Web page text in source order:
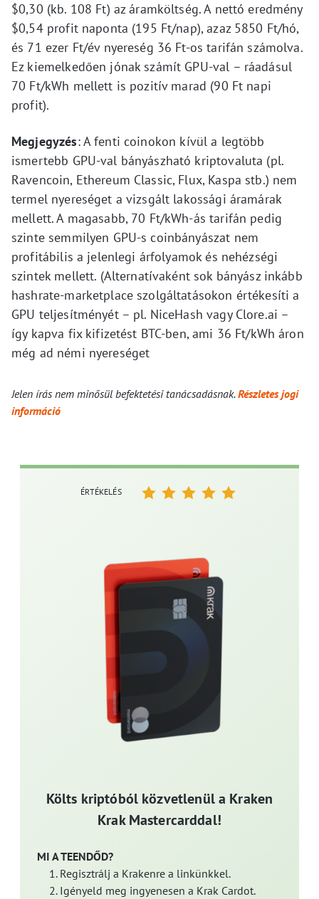
$0,30 (kb. 108 Ft) az áramköltség. A nettó eredmény
$0,54 profit naponta (195 Ft/nap), azaz 5850 Ft/hó,
és 71 ezer Ft/év nyereség 36 Ft-os tarifán számolva.
Ez kiemelkedően jónak számít GPU-val – ráadásul
70 Ft/kWh mellett is pozitív marad (90 Ft napi
profit).
Megjegyzés: A fenti coinokon kívül a legtöbb
ismertebb GPU-val bányászható kriptovaluta (pl.
Ravencoin, Ethereum Classic, Flux, Kaspa stb.) nem
termel nyereséget a vizsgált lakossági áramárak
mellett. A magasabb, 70 Ft/kWh-ás tarifán pedig
szinte semmilyen GPU-s coinbányászat nem
profitábilis a jelenlegi árfolyamok és nehézségi
szintek mellett. (Alternatívaként sok bányász inkább
hashrate-marketplace szolgáltatásokon értékesíti a
GPU teljesítményét – pl. NiceHash vagy Clore.ai –
így kapva fix kifizetést BTC-ben, ami 36 Ft/kWh áron
még ad némi nyereséget
Jelen írás nem minősül befektetési tanácsadásnak.Részletes jogi
információ
Költs kriptóból közvetlenül a Kraken
Krak Mastercarddal!
MI A TEENDŐD?
Regisztrálj a Krakenre a linkünkkel.
Igényeld meg ingyenesen a Krak Cardot.
ÉRTÉKELÉS